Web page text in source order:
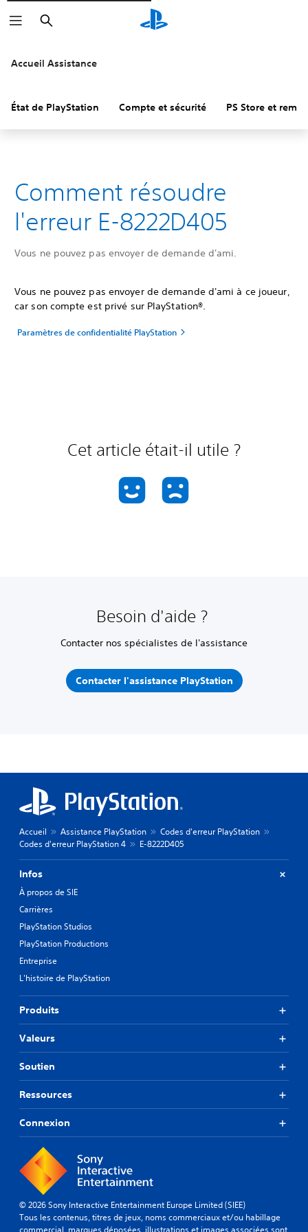
Rechercher
Accueil Assistance
État de PlayStation Compte et sécurité PS Store et
Comment résoudre
l'erreur E-8222D405
Vous ne pouvez pas envoyer de demande d'ami.
Vous ne pouvez pas envoyer de demande d'ami à ce joueur,
car son compte est privé sur PlayStation®.
Paramètres de confidentialité PlayStation
Cet article était-il utile ?
Besoin d'aide ?
Contacter nos spécialistes de l'assistance
Contacter l'assistance PlayStation
Accueil Assistance PlayStation
Codes d'erreur PlayStation
Codes d'erreur PlayStation 4
E-8222D405
Infos
À propos de SIE
Carrières
PlayStation Studios
PlayStation Productions
Entreprise
L'histoire de PlayStation
Produits
Valeurs
Soutien
Ressources
Connexion
© 2026 Sony Interactive Entertainment Europe Limited (SIEE)
Tous les contenus, titres de jeux, noms commerciaux et/ou habillage
commercial, marques déposées, illustrations et images associées sont